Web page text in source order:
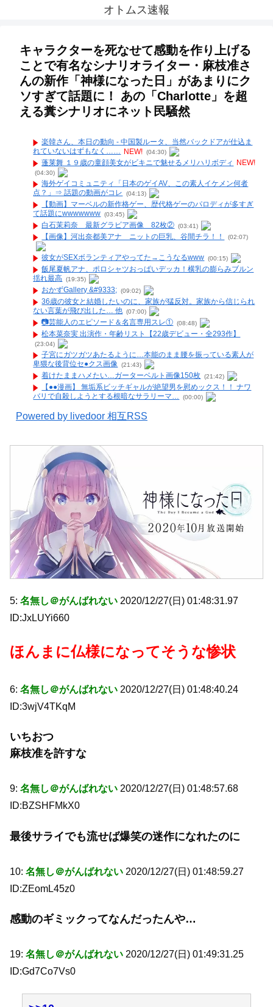
オトムス速報
キャラクターを死なせて感動を作り上げる
ことで有名なシナリオライター・麻枝准さ
んの新作「神様になった日」があまりにク
ソすぎて話題に！ あの「Charlotte」を超
える糞シナリオにネット民騒然
楽韓さん、本日の動向 - 中国製ルータ、当然バックドアが仕込ま
れていないはずもなく…… NEW! (04:30)
蓬莱舞 １９歳の童顔美女がビキニで魅せるメリハリボディ NEW!
(04:30)
海外ゲイコミュニティ「日本のゲイAV、この素人イケメン何者
点？」⇒ 話題の動画がコレ
(04:13)
【動画】マーベルの新作格ゲー、歴代格ゲーのパロディが多すぎ
て話題にwwwwwww (03:45)
白石茉莉奈 最新グラビア画像 82枚② (03:41)
【画像】河出奈都美アナ ニットの巨乳、谷間チラ！！ (02:07)
彼女がSEXボランティアやってた→こうなるwww (00:15)
飯尾夏帆アナ、ポロシャツおっぱいデッカ！横乳の膨らみブルン
揺れ最高 (19:35)
おかずGallery &#9333; (09:02)
36歳の彼女と結婚したいのに、家族が猛反対。家族から信じられ
ない言葉が飛び出した… 他 (07:00)
📷️芸能人のエピソード＆名言専用スレ① (08:48)
松本菜奈実 出演作・年齢リスト【22歳デビュー・全293作】
(23:04)
子宮にガツガツあたるように…本能のまま腰を振っている素人が
卑猥な後背位セ●クス画像 (21:43)
着けたままハメたい…ガーターベルト画像150枚 (21:42)
【●●漫画】 無垢系ビッチギャルが絶望男を慰めックス！！ ナワ
バリで自殺しようとする根暗なサラリーマ…
(00:00)
Powered by livedoor 相互RSS
5: 名無し＠がんばれない 2020/12/27(日) 01:48:31.97
ID:JxLUYi660
ほんまに仏様になってそうな惨状
6: 名無し＠がんばれない 2020/12/27(日) 01:48:40.24
ID:3wjV4TKqM
いちおつ
麻枝准を許すな
9: 名無し＠がんばれない 2020/12/27(日) 01:48:57.68
ID:BZSHFMkX0
最後サライでも流せば爆笑の迷作になれたのに
10: 名無し＠がんばれない 2020/12/27(日) 01:48:59.27
ID:ZEomL45z0
感動のギミックってなんだったんや…
19: 名無し＠がんばれない 2020/12/27(日) 01:49:31.25
ID:Gd7Co7Vs0